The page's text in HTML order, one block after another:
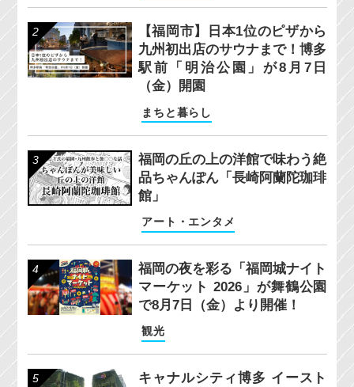
【福岡市】日本1位のピザから
九州初出店のサウナまで！博多
駅前「明治公園」が8月7日
（金）開園
まちと暮らし
福岡の丘の上の洋館で味わう絶
品ちゃんぽん「長崎阿蘭陀珈琲
館」
アート・エンタメ
福岡の夜を彩る「福岡城ナイト
マーケット 2026」が舞鶴公園
で8月7日（金）より開催！
観光
キャナルシティ博多 イースト